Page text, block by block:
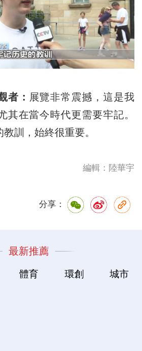
者： 展覽非常震撼，這是我
其在當今時代更需要牢記。
訓，始終很重要。
編輯：陸華宇
分享：
最新推薦
體育 環創 城市